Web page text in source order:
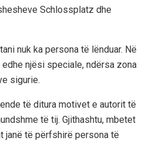
Schlossplatz dhe
nuk ka persona të lënduar. Në
njësi speciale, ndërsa zona
sigurie.
të ditura motivet e autorit të
të tij. Gjithashtu, mbetet
janë të përfshirë persona të